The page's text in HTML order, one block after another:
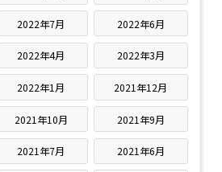
2022年7月 2022年6月
2022年4月 2022年3月
2022年1月 2021年12月
2021年10月 2021年9月
2021年7月 2021年6月